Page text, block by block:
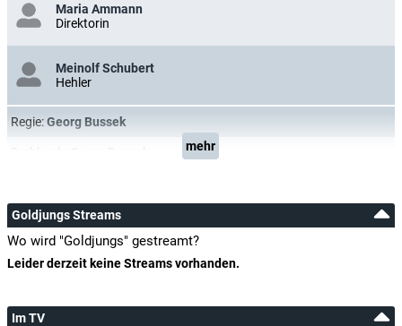
Maria Ammann
Direktorin
Meinolf Schubert
Hehler
Regie:Georg Bussek
mehr
Goldjungs Streams
Wo wird "Goldjungs" gestreamt?
Leider derzeit keine Streams vorhanden.
Im TV